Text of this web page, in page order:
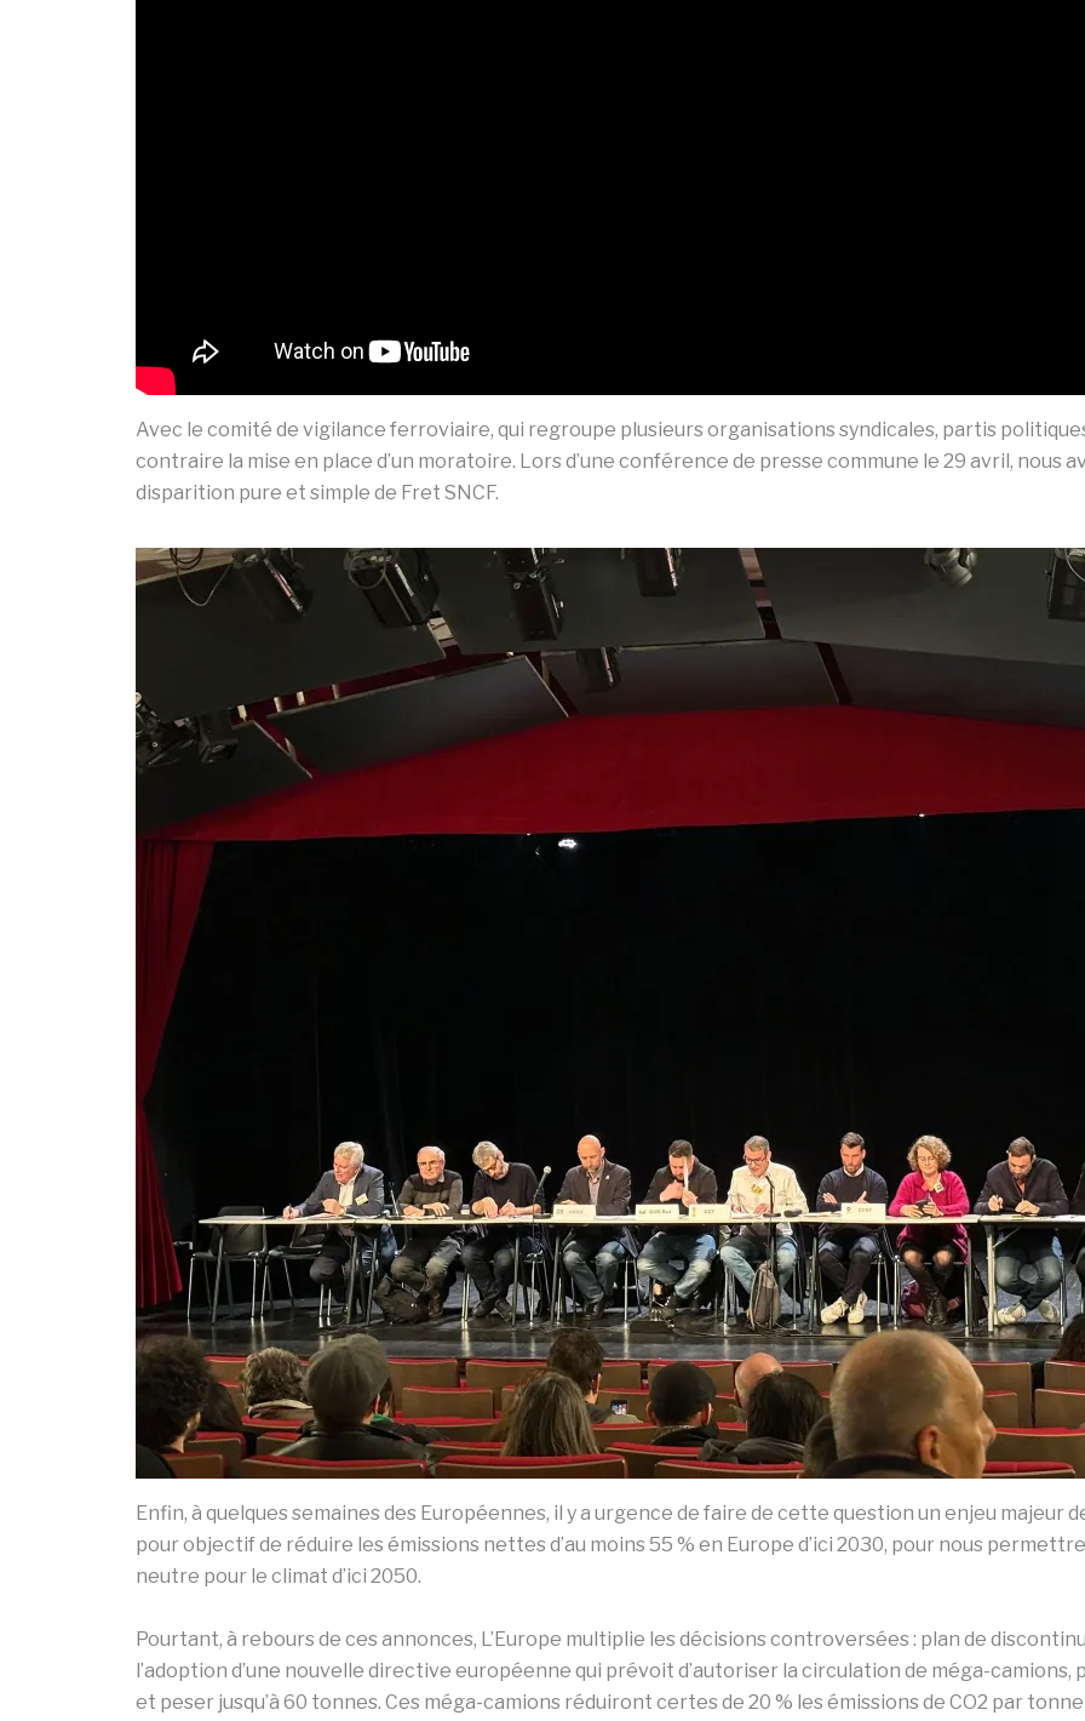
Avec le comité de vigilance ferroviaire, qui regroupe plusieurs organisations syndicales, partis
contraire la mise en place d’un moratoire. Lors d’une conférence de presse commune le 29 avril, nous
disparition pure et simple de Fret SNCF.
Enfin, à quelques semaines des Européennes, il y a urgence de faire de cette question un enjeu majeur
pour objectif de réduire les émissions nettes d’au moins 55 % en Europe d’ici 2030, pour nous
neutre pour le climat d’ici 2050.
Pourtant, à rebours de ces annonces, L’Europe multiplie les décisions controversées : plan de
l’adoption d’une nouvelle directive européenne qui prévoit d’autoriser la circulation de méga-camions,
et peser jusqu’à 60 tonnes. Ces méga-camions réduiront certes de 20 % les émissions de CO2 par